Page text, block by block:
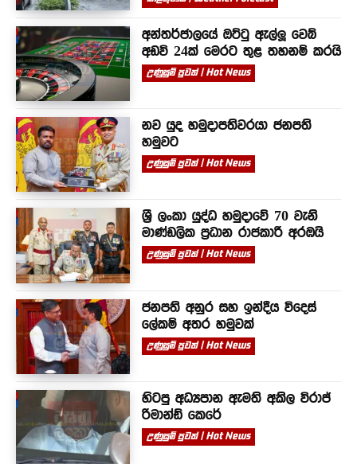
අන්තර්ජාලයේ ඔට්ටු ඇල්ලූ වෙබ්
අඩවි 24ක් මෙරට තුළ තහනම් කරයි
උණුසුම් පුවත් | Hot News
නව යුද හමුදාපතිවරයා ජනපති
හමුවට
උණුසුම් පුවත් | Hot News
ශ්‍රී ලංකා යුද්ධ හමුදාවේ 70 වැනි
මාණ්ඩලික ප්‍රධාන රාජකාරී අරඹයි
උණුසුම් පුවත් | Hot News
ජනපති අනුර සහ ඉන්දීය විදෙස්
ලේකම් අතර හමුවක්
උණුසුම් පුවත් | Hot News
හිටපු අධ්‍යපාන ඇමති අකිල විරාජ්
රිමාන්ඩ් කෙරේ
උණුසුම් පුවත් | Hot News